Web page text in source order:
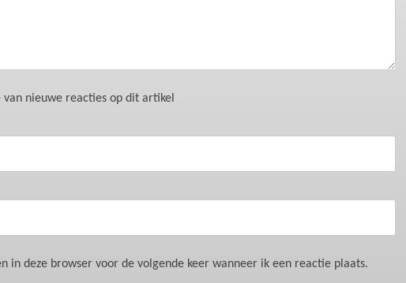
nieuwe reacties op dit artikel
in deze browser voor de volgende keer wanneer ik een reactie plaats.